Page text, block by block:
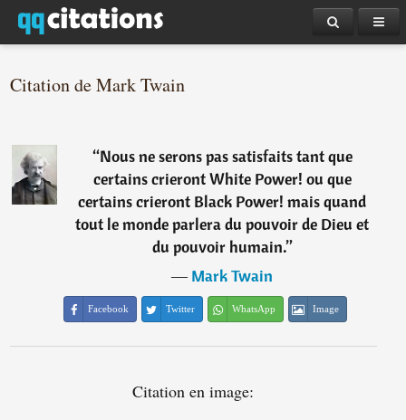
Citation de Mark Twain
“Nous ne serons pas satisfaits tant que
certains crieront White Power! ou que
certains crieront Black Power! mais quand
tout le monde parlera du pouvoir de Dieu et
du pouvoir humain.”
―Mark Twain
Facebook Twitter WhatsApp Image
Citation en image: